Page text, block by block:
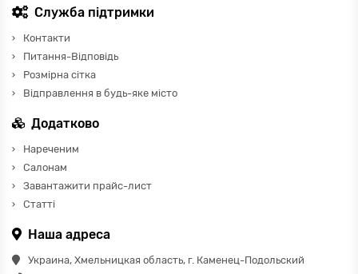
Служба підтримки
Контакти
Питання-Відповідь
Розмірна сітка
Відправлення в будь-яке місто
Додатково
Нареченим
Салонам
Завантажити прайс-лист
Статті
Наша адреса
Украина, Хмельницкая область, г. Каменец-Подольский